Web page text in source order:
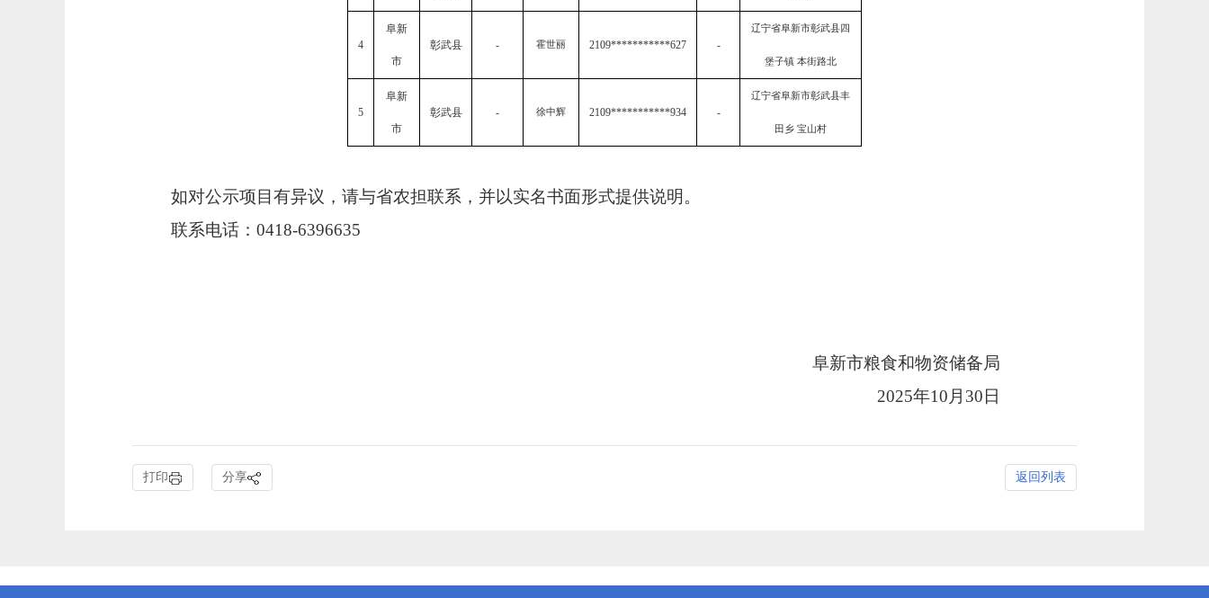
4
阜新
市
彰武县 - 霍世丽 2109***********627 -
辽宁省阜新市彰武县四
堡子镇 本街路北
5
阜新
市
彰武县 - 徐中辉 2109***********934 -
辽宁省阜新市彰武县丰
田乡 宝山村
如对公示项目有异议，请与省农担联系，并以实名书面形式提供说明。
联系电话：0418-6396635
阜新市粮食和物资储备局
2025年10月30日
打印 分享 返回列表